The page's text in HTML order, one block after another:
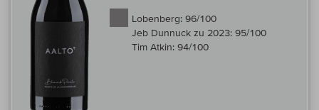
Lobenberg: 96/100
Jeb Dunnuck zu 2023: 95/100
Tim Atkin: 94/100